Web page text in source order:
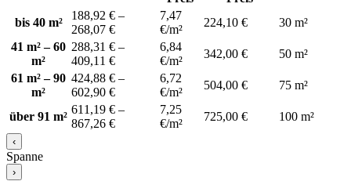
bis 40 m²
188,92 € –
268,07 €
7,47
€/m²
224,10 €
30 m²
41 m² – 60
m²
288,31 € –
409,11 €
6,84
€/m²
342,00 €
50 m²
61 m² – 90
m²
424,88 € –
602,90 €
6,72
€/m²
504,00 € 75 m²
über 91 m²
611,19 € –
867,26 €
7,25
€/m²
725,00 € 100 m²
‹
Spanne
›